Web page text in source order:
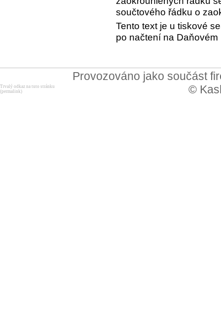
součtového řádku o
Tento text je u tiskové
po načtení na
Provozováno jako součást
©
Trvalý odkaz na tuto stránku
(permalink)